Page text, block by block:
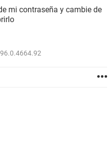
mi contraseña y cambie de